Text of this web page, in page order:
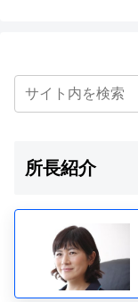
所長紹介